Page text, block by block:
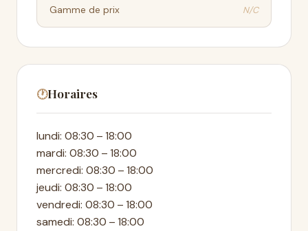
Gamme de prix N/C
🕐Horaires
lundi: 08:30 – 18:00
mardi: 08:30 – 18:00
mercredi: 08:30 – 18:00
jeudi: 08:30 – 18:00
vendredi: 08:30 – 18:00
samedi: 08:30 – 18:00